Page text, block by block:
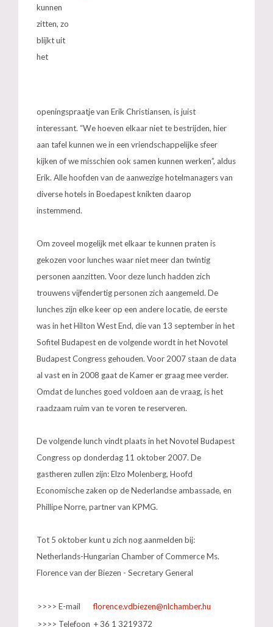
kunnen
zitten, zo
blijkt uit
het
openingspraatje van Erik Christiansen, is juist
interessant. “We hoeven elkaar niet te bestrijden, hier
aan tafel kunnen we in een vriendschappelijke sfeer
kijken of we misschien ook samen kunnen werken”, aldus
Erik. Alle hoofden van de aanwezige hotelmanagers van
diverse hotels in Boedapest knikten daarop
instemmend.
Om zoveel mogelijk met elkaar te kunnen praten is
gekozen voor lunches waar niet meer dan twintig
personen aanzitten. Voor deze lunch hadden zich
trouwens vijfendertig personen zich aangemeld. De
lunches zijn elke keer op een andere locatie, de eerste
was in het Hilton West End, die van 13 september in het
Sofitel Budapest en de volgende wordt in het Novotel
Budapest Congress gehouden. Voor 2007 staan de data
al vast en in 2008 gaat de Kamer er graag mee verder.
Omdat de lunches goed voldoen aan de vraag, is het
raadzaam ruim van te voren te reserveren.
De volgende lunch vindt plaats in het Novotel Budapest
Congress op donderdag 11 oktober 2007. De
gastheren zullen zijn: Elzo Molenberg, Hoofd
Economische zaken op de Nederlandse ambassade, en
Phillipe Norre, partner van KPMG.
Tot 5 oktober kunt u zich nog aanmelden bij:
Netherlands-Hungarian Chamber of Commerce Ms.
Florence van der Biezen - Secretary General
>>>> E-mail
>>>> Telefoon + 36 1 3219372